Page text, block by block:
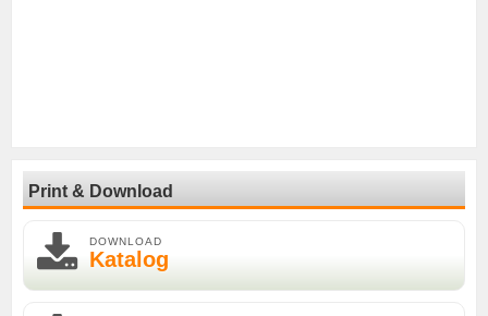
Print & Download
DOWNLOAD
Katalog